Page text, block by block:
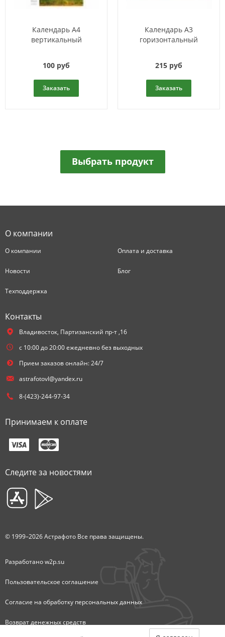
Календарь A4
вертикальный
100 руб
Заказать
Календарь A3
горизонтальный
215 руб
Заказать
Выбрать продукт
О компании
О компании Оплата и доставка
Новости Блог
Техподдержка
Контакты
Владивосток, Партизанский пр-т ,16
с 10:00 до 20:00 ежедневно без выходных
Прием заказов онлайн: 24/7
astrafotovl@yandex.ru
8-(423)-244-97-34
Принимаем к оплате
Следите за новостями
© 1999–2026 Астрафото Все права защищены.
Разработаноw2p.su
Пользовательское соглашение
Согласие на обработку персональных данных
Возврат денежных средств